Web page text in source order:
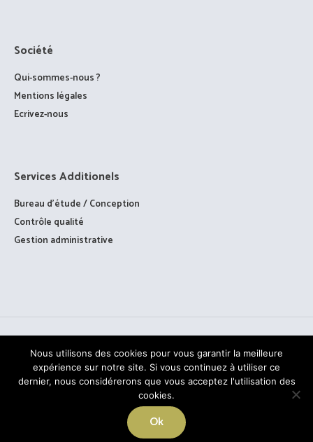
Société
Qui-sommes-nous ?
Mentions légales
Ecrivez-nous
Services Additionels
Bureau d’étude / Conception
Contrôle qualité
Gestion administrative
TOUS DROITS RÉSERVÉS © PAAGE - 2020
Nous utilisons des cookies pour vous garantir la meilleure
expérience sur notre site. Si vous continuez à utiliser ce
dernier, nous considérerons que vous acceptez l'utilisation des
cookies.
Ok